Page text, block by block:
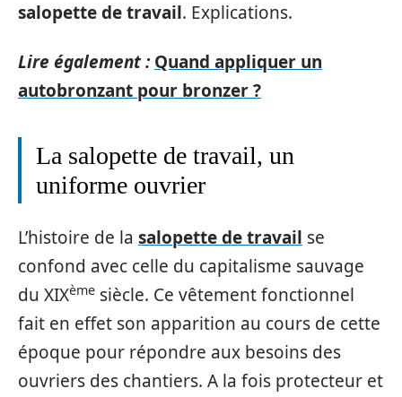
salopette de travail. Explications.
Lire également : Quand appliquer un
autobronzant pour bronzer ?
La salopette de travail, un
uniforme ouvrier
L’histoire de la salopette de travail se
confond avec celle du capitalisme sauvage
du XIXème siècle. Ce vêtement fonctionnel
fait en effet son apparition au cours de cette
époque pour répondre aux besoins des
ouvriers des chantiers. A la fois protecteur et